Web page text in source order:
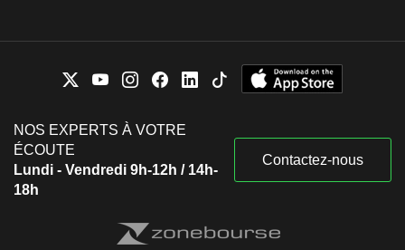
NOS EXPERTS À VOTRE
ÉCOUTE
Lundi - Vendredi 9h-12h / 14h-
18h
Contactez-nous